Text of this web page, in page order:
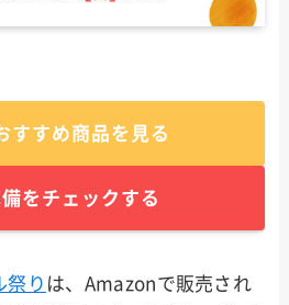
すすめ商品を見る
をチェックする
祭り は、Amazonで販売され